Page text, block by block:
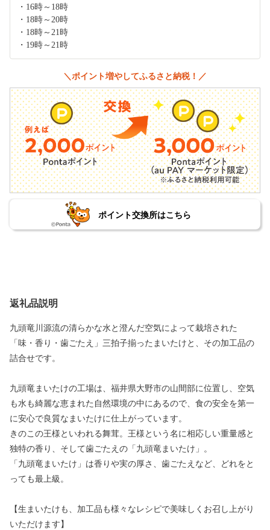
・16時～18時
・18時～20時
・18時～21時
・19時～21時
＼ポイント増やしてふるさと納税！／
ポイント交換所はこちら
返礼品説明
九頭竜川源流の清らかな水と澄んだ空気によって栽培された
「味・香り・歯ごたえ」三拍子揃ったまいたけと、その加工品の
詰合せです。
九頭竜まいたけの工場は、福井県大野市の山間部に位置し、空気
も水も綺麗な恵まれた自然環境の中にあるので、食の安全を第一
に安心で良質なまいたけに仕上がっています。
きのこの王様といわれる舞茸。王様という名に相応しい重量感と
独特の香り、そして歯ごたえの「九頭竜まいたけ」。
「九頭竜まいたけ」は香りや実の厚さ、歯ごたえなど、どれをと
っても最上級。
【生まいたけも、加工品も様々なレシピで美味しくお召し上がり
いただけます】